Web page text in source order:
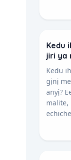
Kedu
jiri ya
Kedu
gịnị
anyị?
malite,